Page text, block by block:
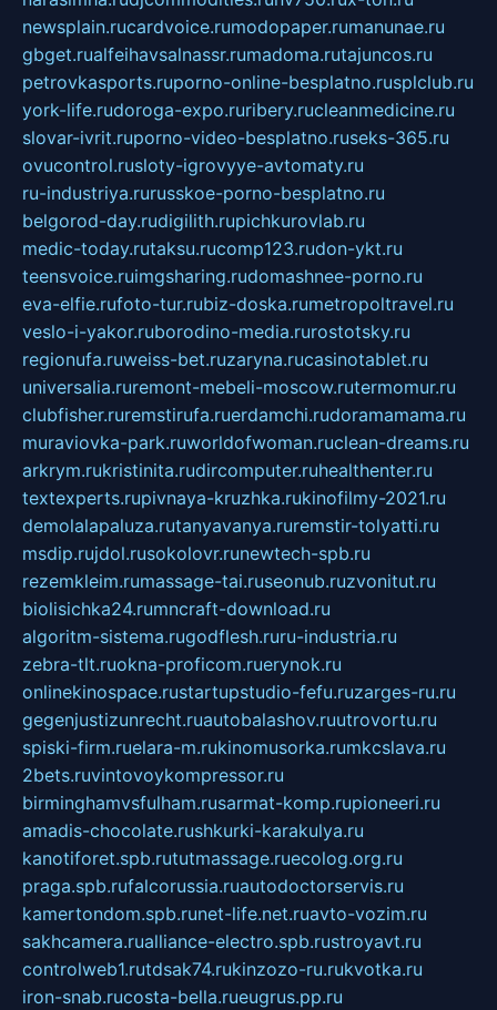
newsplain.rucardvoice.rumodopaper.rumanunae.ru
gbget.rualfeihavsalnassr.rumadoma.rutajuncos.ru
petrovkasports.ruporno-online-besplatno.rusplclub.ru
york-life.rudoroga-expo.ruribery.rucleanmedicine.ru
slovar-ivrit.ruporno-video-besplatno.ruseks-365.ru
ovucontrol.rusloty-igrovyye-avtomaty.ru
ru-industriya.rurusskoe-porno-besplatno.ru
belgorod-day.rudigilith.rupichkurovlab.ru
medic-today.rutaksu.rucomp123.rudon-ykt.ru
teensvoice.ruimgsharing.rudomashnee-porno.ru
eva-elfie.rufoto-tur.rubiz-doska.rumetropoltravel.ru
veslo-i-yakor.ruborodino-media.rurostotsky.ru
regionufa.ruweiss-bet.ruzaryna.rucasinotablet.ru
universalia.ruremont-mebeli-moscow.rutermomur.ru
clubfisher.ruremstirufa.ruerdamchi.rudoramamama.ru
muraviovka-park.ruworldofwoman.ruclean-dreams.ru
arkrym.rukristinita.rudircomputer.ruhealthenter.ru
textexperts.rupivnaya-kruzhka.rukinofilmy-2021.ru
demolalapaluza.rutanyavanya.ruremstir-tolyatti.ru
msdip.rujdol.rusokolovr.runewtech-spb.ru
rezemkleim.rumassage-tai.ruseonub.ruzvonitut.ru
biolisichka24.rumncraft-download.ru
algoritm-sistema.rugodflesh.ruru-industria.ru
zebra-tlt.ruokna-proficom.ruerynok.ru
onlinekinospace.rustartupstudio-fefu.ruzarges-ru.ru
gegenjustizunrecht.ruautobalashov.ruutrovortu.ru
spiski-firm.ruelara-m.rukinomusorka.rumkcslava.ru
2bets.ruvintovoykompressor.ru
birminghamvsfulham.rusarmat-komp.rupioneeri.ru
amadis-chocolate.rushkurki-karakulya.ru
kanotiforet.spb.rututmassage.ruecolog.org.ru
praga.spb.rufalcorussia.ruautodoctorservis.ru
kamertondom.spb.runet-life.net.ruavto-vozim.ru
sakhcamera.rualliance-electro.spb.rustroyavt.ru
controlweb1.rutdsak74.rukinzozo-ru.rukvotka.ru
iron-snab.rucosta-bella.rueugrus.pp.ru